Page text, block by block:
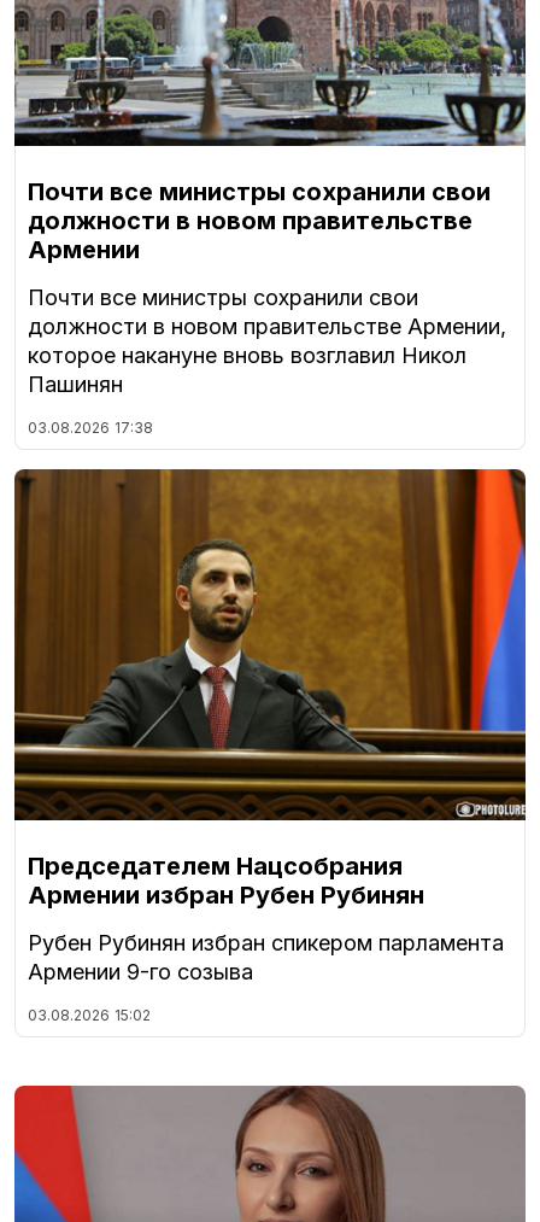
Почти все министры сохранили свои
должности в новом правительстве
Армении
Почти все министры сохранили свои
должности в новом правительстве Армении,
которое накануне вновь возглавил Никол
Пашинян
03.08.2026 17:38
Председателем Нацсобрания
Армении избран Рубен Рубинян
Рубен Рубинян избран спикером парламента
Армении 9-го созыва
03.08.2026 15:02